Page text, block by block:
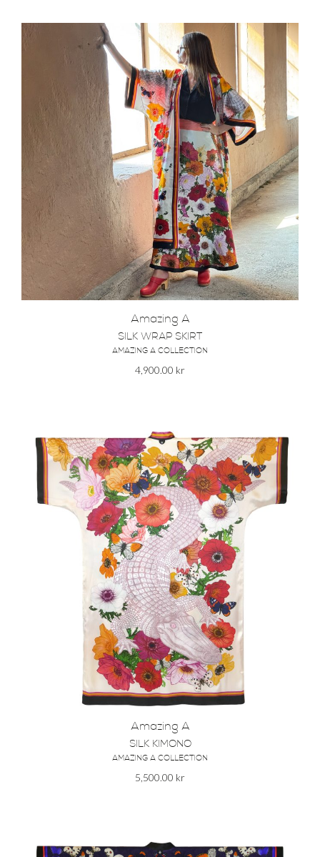
Amazing A
SILK WRAP SKIRT
AMAZING A COLLECTION
4,900.00 kr
Amazing A
SILK KIMONO
AMAZING A COLLECTION
5,500.00 kr